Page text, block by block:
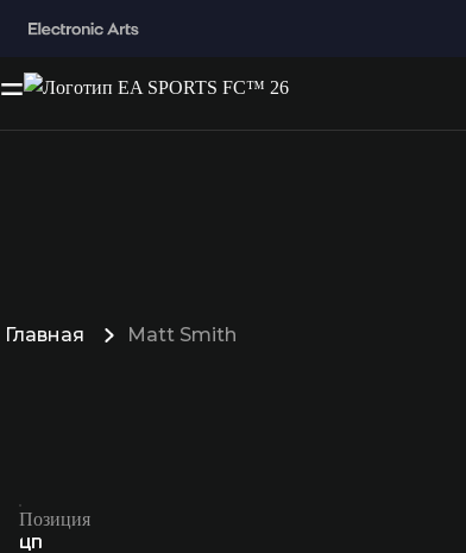
Главная Matt Smith
Позиция
ЦП